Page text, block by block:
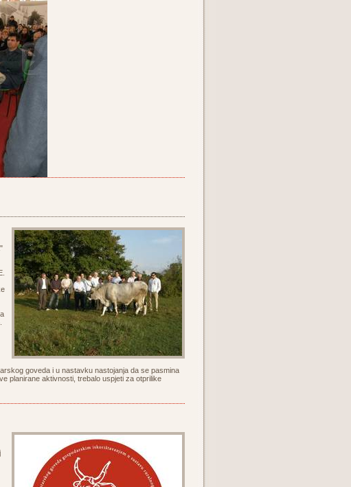
goveda i u nastavku nastojanja da se pasmina
planirane aktivnosti, trebalo uspjeti za otprilike